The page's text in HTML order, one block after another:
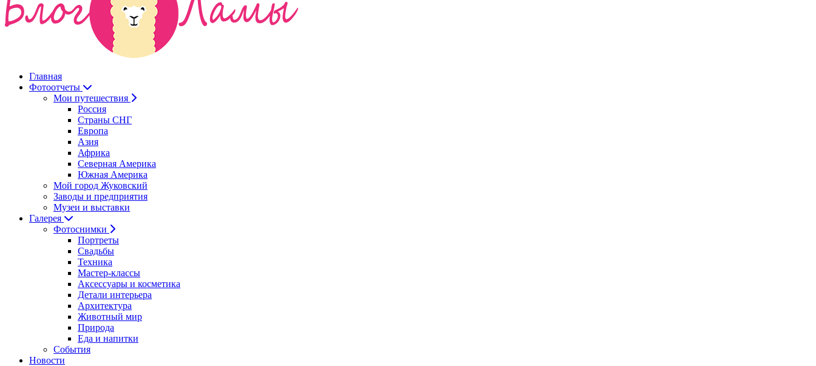
Главная
Фотоотчеты
Мои путешествия
Россия
Страны СНГ
Европа
Азия
Африка
Северная Америка
Южная Америка
Мой город Жуковский
Заводы и предприятия
Музеи и выставки
Галерея
Фотоснимки
Портреты
Свадьбы
Техника
Мастер-классы
Аксессуары и косметика
Детали интерьера
Архитектура
Животный мир
Природа
Еда и напитки
События
Новости